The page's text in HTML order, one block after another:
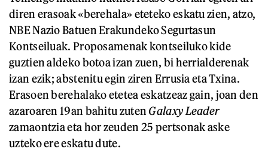
diren erasoak «berehala» eteteko eskatu zien, atzo,
NBE Nazio Batuen Erakundeko Segurtasun
Kontseiluak. Proposamenak kontseiluko kide
guztien aldeko botoa izan zuen, bi herrialderenak
izan ezik; abstenitu egin ziren Errusia eta Txina.
Erasoen berehalako etetea eskatzeaz gain, joan den
azaroaren 19an bahitu zuten Galaxy Leader
zamaontzia eta hor zeuden 25 pertsonak aske
uzteko ere eskatu dute.